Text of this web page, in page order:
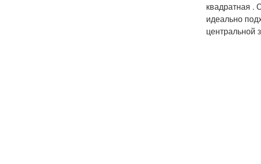
квадратная .
идеально
центральной